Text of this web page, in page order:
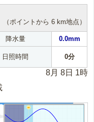
（ポイントから 6 km地点）
降水量 0.0mm
日照時間 0分
8月 8日 1時